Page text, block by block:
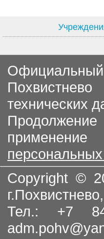
технических
Copyright ©
Тел.: +7